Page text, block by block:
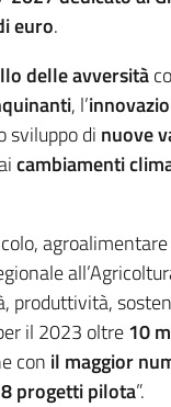
euro.
delle avversità
, l’
sviluppo di nuove
cambiamenti
produttività,
il 2023 oltre10
con il maggior
progetti pilota”.